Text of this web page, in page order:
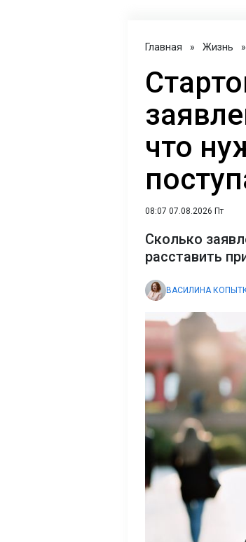
Главная » Жизнь »
что
08:07 07.08.2026 Пт
Сколько
расставить
ВАСИЛИНА